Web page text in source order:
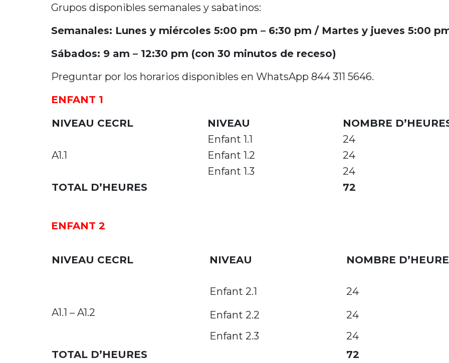
Grupos disponibles semanales y sabatinos:
Semanales: Lunes y miércoles 5:00 pm – 6:30 pm / Martes y jueves 5:00
Sábados: 9 am – 12:30 pm (con 30 minutos de receso)
Preguntar por los horarios disponibles en WhatsApp 844 311 5646.
ENFANT 1
NIVEAU CECRL
NIVEAU NOMBRE
A1.1
Enfant 1.1
24
Enfant 1.2
24
Enfant 1.3
24
TOTAL D’HEURES
72
ENFANT 2
NIVEAU CECRL NIVEAU NOMBRE
A1.1 – A1.2
Enfant 2.1
24
Enfant 2.2
24
Enfant 2.3
24
TOTAL D’HEURES
72